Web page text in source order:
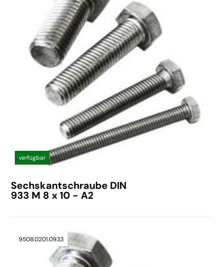
verfügbar
Sechskantschraube DIN
933 M 8 x 10 - A2
9508.0201.0933